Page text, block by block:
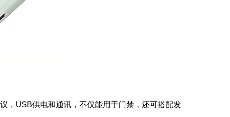
，USB供电和通讯，不仅能用于门禁，还可搭配发